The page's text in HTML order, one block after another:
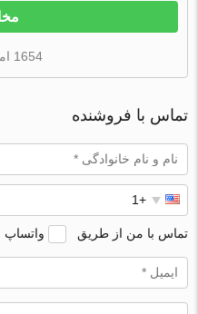
1654 املاک بیشتر
تماس با فروشنده
تماس با من از طریق واتساپ